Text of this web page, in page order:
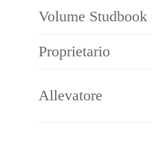
Volume Studbook
Proprietario
Allevatore